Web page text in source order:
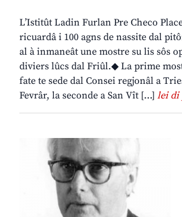
L’Istitût Ladin Furlan Pre Checo
ricuardâ i 100 agns de nassite dal
al à inmaneât une mostre su lis sôs
diviers lûcs dal Friûl.◆ La prime
fate te sede dal Consei regjonâl a
Fevrâr, la seconde a San Vît […] lei di